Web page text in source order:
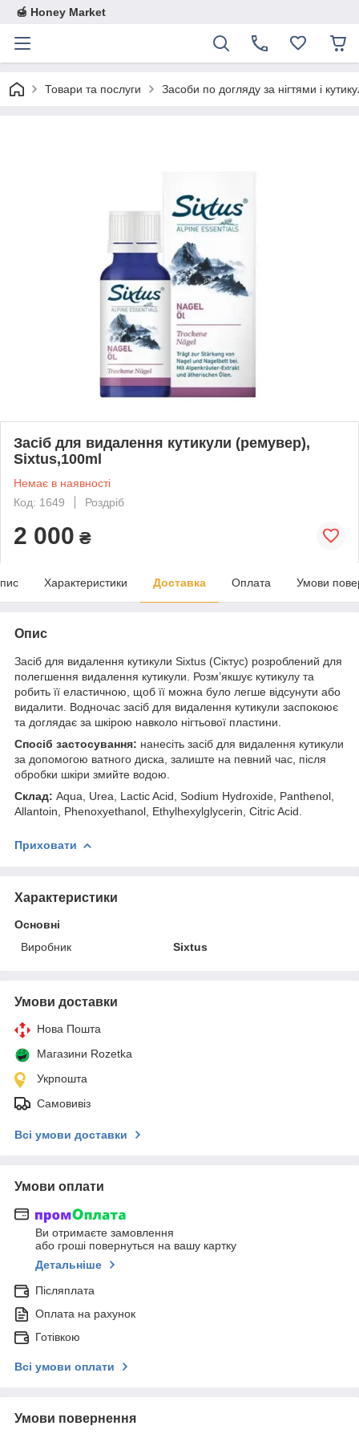
🍯 Honey Market
Товари та послуги Засоби по догляду за нігтями і
Засіб для видалення кутикули (ремувер),
Sixtus,100ml
Немає в наявності
Код: 1649
Роздріб
2 000 ₴
Характеристики Доставка Оплата Умови
Опис
Засіб для видалення кутикули Sixtus (Сіктус) розроблений для
полегшення видалення кутикули. Розм’якшує кутикулу та
робить її еластичною, щоб її можна було легше відсунути або
видалити. Водночас засіб для видалення кутикули заспокоює
та доглядає за шкірою навколо нігтьової пластини.
Спосіб застосування: нанесіть засіб для видалення кутикули
за допомогою ватного диска, залиште на певний час, після
обробки шкіри змийте водою.
Склад: Aqua, Urea, Lactic Acid, Sodium Hydroxide, Panthenol,
Allantoin, Phenoxyethanol, Ethylhexylglycerin, Citric Acid.
Приховати
Характеристики
Основні
Виробник
Sixtus
Умови доставки
Нова Пошта
Магазини Rozetka
Укрпошта
Самовивіз
Всі умови доставки
Умови оплати
Ви отримаєте замовлення
або гроші повернуться на вашу картку
Детальніше
Післяплата
Оплата на рахунок
Готівкою
Всі умови оплати
Умови повернення